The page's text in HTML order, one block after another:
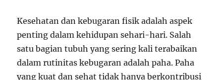
Kesehatan dan kebugaran fisik adalah aspek
penting dalam kehidupan sehari-hari. Salah
satu bagian tubuh yang sering kali terabaikan
dalam rutinitas kebugaran adalah paha. Paha
yang kuat dan sehat tidak hanya berkontribusi